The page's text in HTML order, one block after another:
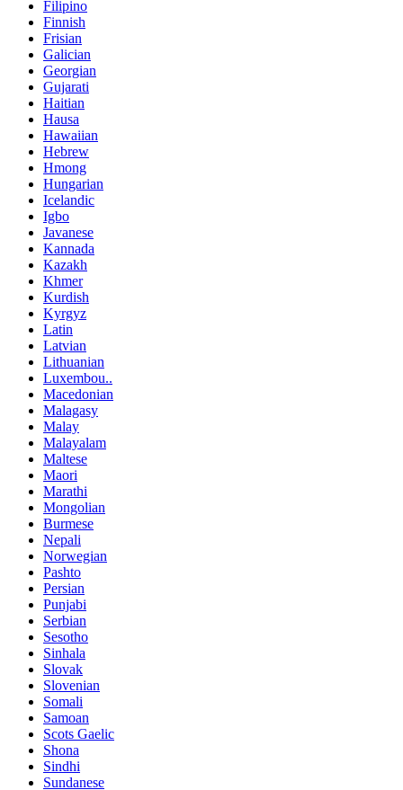
Filipino
Finnish
Frisian
Galician
Georgian
Gujarati
Haitian
Hausa
Hawaiian
Hebrew
Hmong
Hungarian
Icelandic
Igbo
Javanese
Kannada
Kazakh
Khmer
Kurdish
Kyrgyz
Latin
Latvian
Lithuanian
Luxembou..
Macedonian
Malagasy
Malay
Malayalam
Maltese
Maori
Marathi
Mongolian
Burmese
Nepali
Norwegian
Pashto
Persian
Punjabi
Serbian
Sesotho
Sinhala
Slovak
Slovenian
Somali
Samoan
Scots Gaelic
Shona
Sindhi
Sundanese